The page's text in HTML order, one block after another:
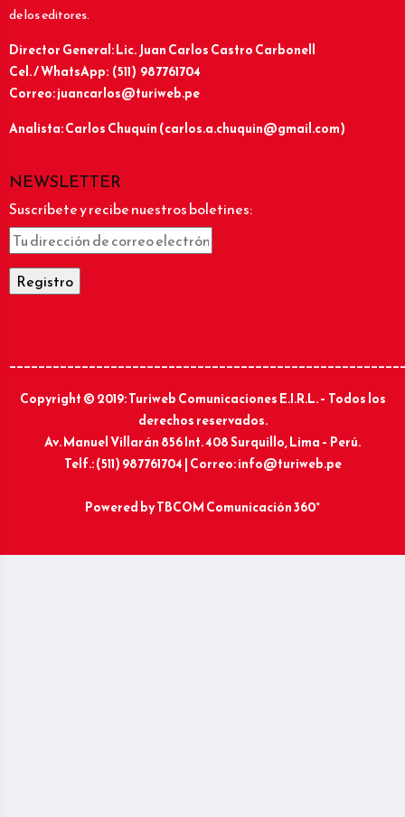
de los editores.
Director General: Lic.Juan Carlos Castro Carbonell
Cel. / WhatsApp: (511) 987761704
Correo: juancarlos@turiweb.pe
Analista: Carlos Chuquín (carlos.a.chuquin@gmail.com)
NEWSLETTER
Suscríbete y recibe nuestros boletines:
Copyright © 2019: Turiweb Comunicaciones E.I.R.L. – Todos los
derechos reservados.
Av. Manuel Villarán 856 Int. 408 Surquillo, Lima – Perú.
Telf.: (511) 987761704 | Correo: info@turiweb.pe
Powered byTBCOM Comunicación 360°